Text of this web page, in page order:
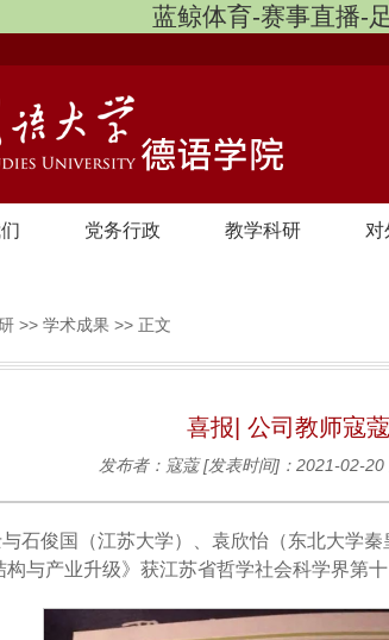
蓝鲸体育-赛事直播-
党务行政 教学科研 对
>> 学术成果 >> 正文
喜报| 公司教师寇
发布者：寇蔻 [发表时间]：2021-02-20
石俊国（江苏大学）、袁欣怡（东北大学
与产业升级》获江苏省哲学社会科学界第